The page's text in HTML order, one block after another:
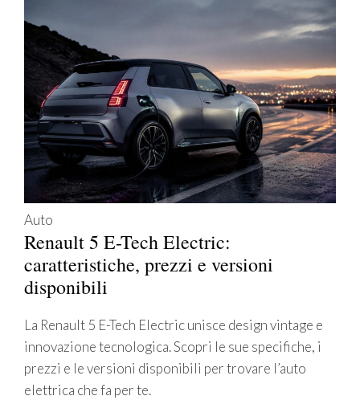
Auto
Renault 5 E-Tech Electric:
caratteristiche, prezzi e versioni
disponibili
La Renault 5 E-Tech Electric unisce design vintage e
innovazione tecnologica. Scopri le sue specifiche, i
prezzi e le versioni disponibili per trovare l’auto
elettrica che fa per te.